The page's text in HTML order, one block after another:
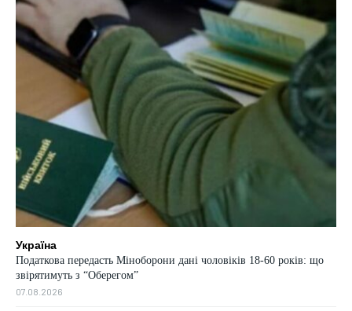
Україна
Податкова передасть Міноборони дані чоловіків 18-60 років: що
звірятимуть з “Оберегом”
07.08.2026